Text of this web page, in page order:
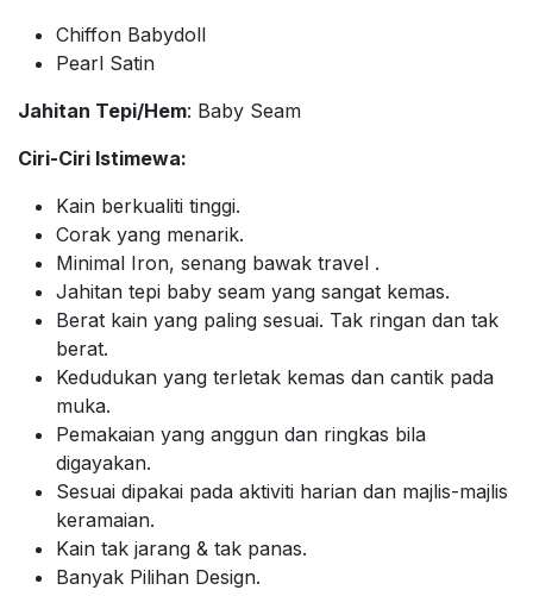
Chiffon Babydoll
Pearl Satin
Jahitan Tepi/Hem: Baby Seam
Ciri-Ciri Istimewa:
Kain berkualiti tinggi.
Corak yang menarik.
Minimal Iron, senang bawak travel .
Jahitan tepi baby seam yang sangat kemas.
Berat kain yang paling sesuai. Tak ringan dan tak
berat.
Kedudukan yang terletak kemas dan cantik pada
muka.
Pemakaian yang anggun dan ringkas bila
digayakan.
Sesuai dipakai pada aktiviti harian dan majlis-majlis
keramaian.
Kain tak jarang & tak panas.
Banyak Pilihan Design.